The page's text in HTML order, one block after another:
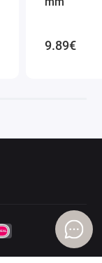
9.89€